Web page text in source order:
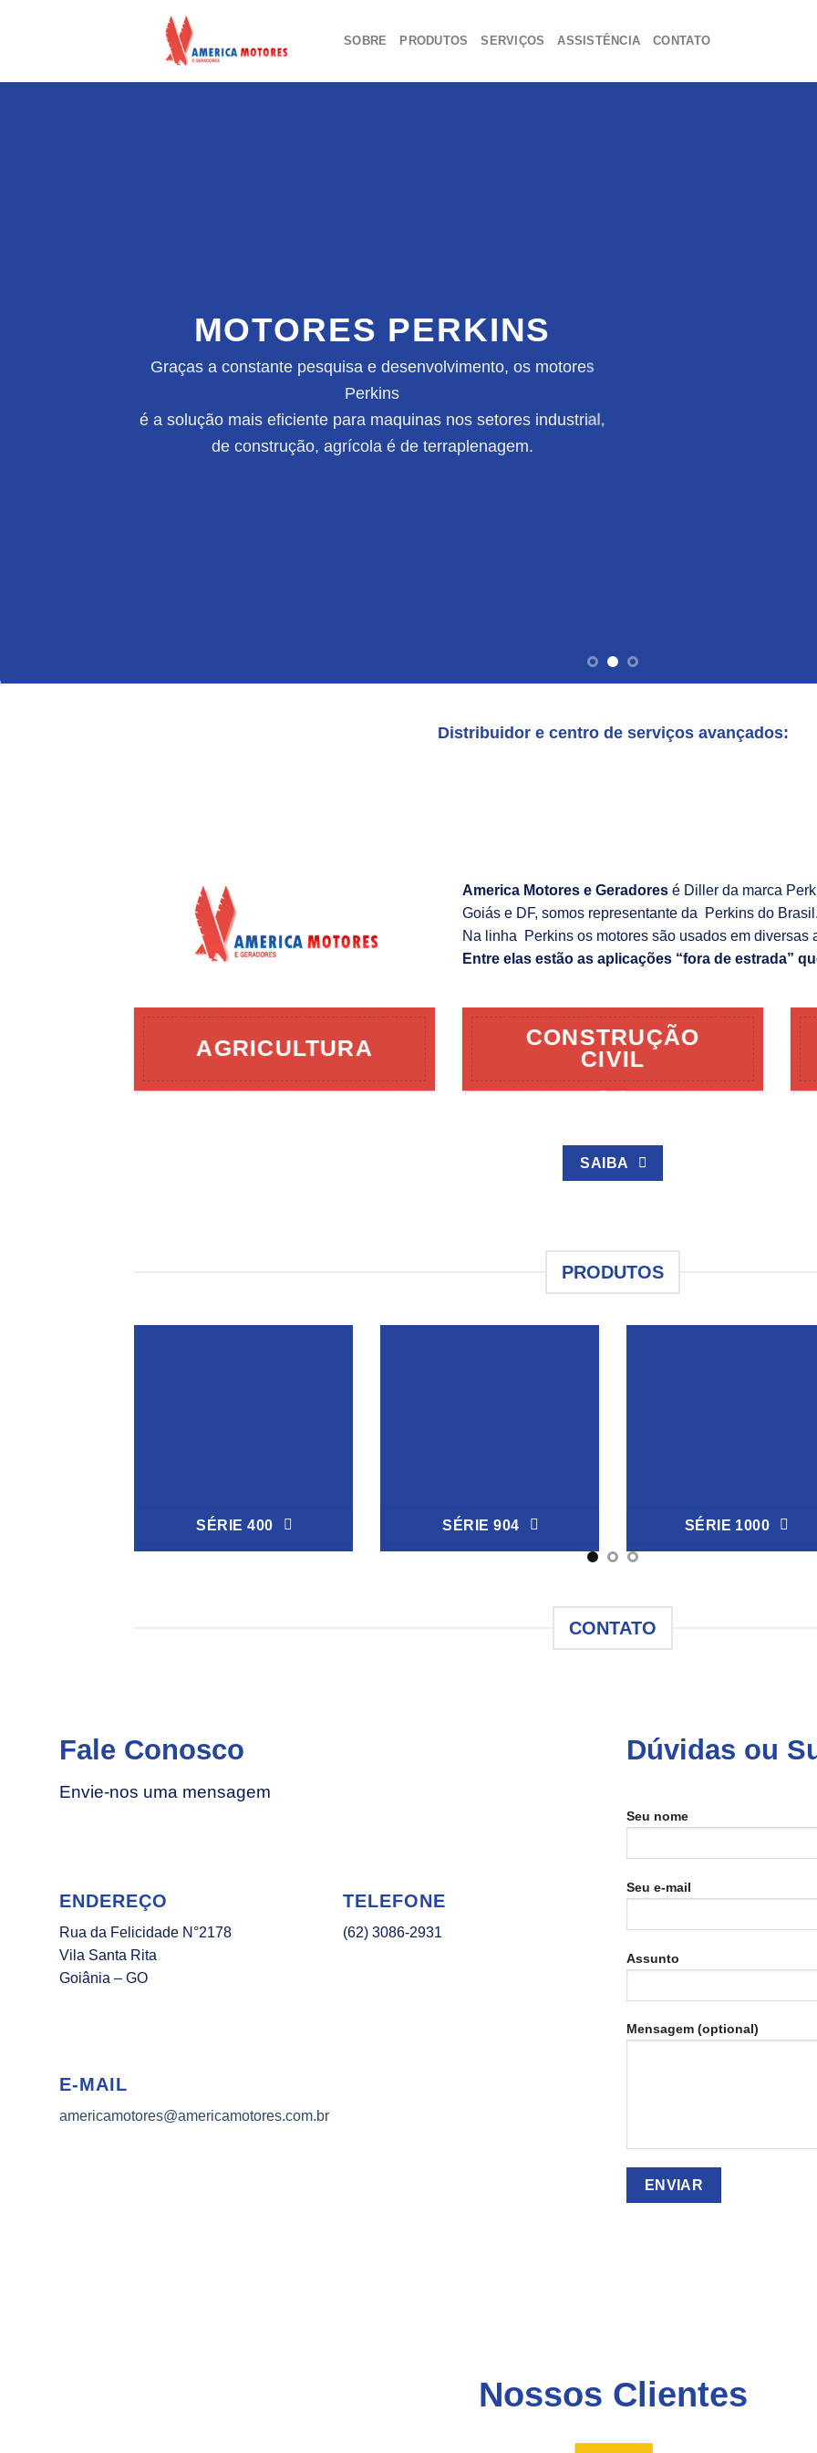
SOBRE PRODUTOS SERVIÇOS ASSISTÊNCIA CONTATO
MOTORES PERKINS
Graças a constante pesquisa e desenvolvimento, os motores
Perkins
é a solução mais eficiente para maquinas nos setores industrial,
de construção, agrícola é de terraplenagem.
Distribuidor e centro de serviços avançados:
America Motores e Geradores é Diller da marca
Goiás e DF, somos representante da Perkins do Brasil.
Na linha Perkins os motores são usados em diversas
Entre elas estão as aplicações “fora de estrada”
AGRICULTURA
CONSTRUÇÃO
CIVIL
SAIBA
PRODUTOS
SÉRIE 400 SÉRIE 904 SÉRIE 1000
CONTATO
Fale Conosco
Envie-nos uma mensagem
ENDEREÇO
Rua da Felicidade N°2178
Vila Santa Rita
Goiânia – GO
TELEFONE
(62) 3086-2931
E-MAIL
americamotores@americamotores.com.br
Dúvidas ou
Seu nome
Seu e-mail
Assunto
Mensagem (optional)
Nossos Clientes